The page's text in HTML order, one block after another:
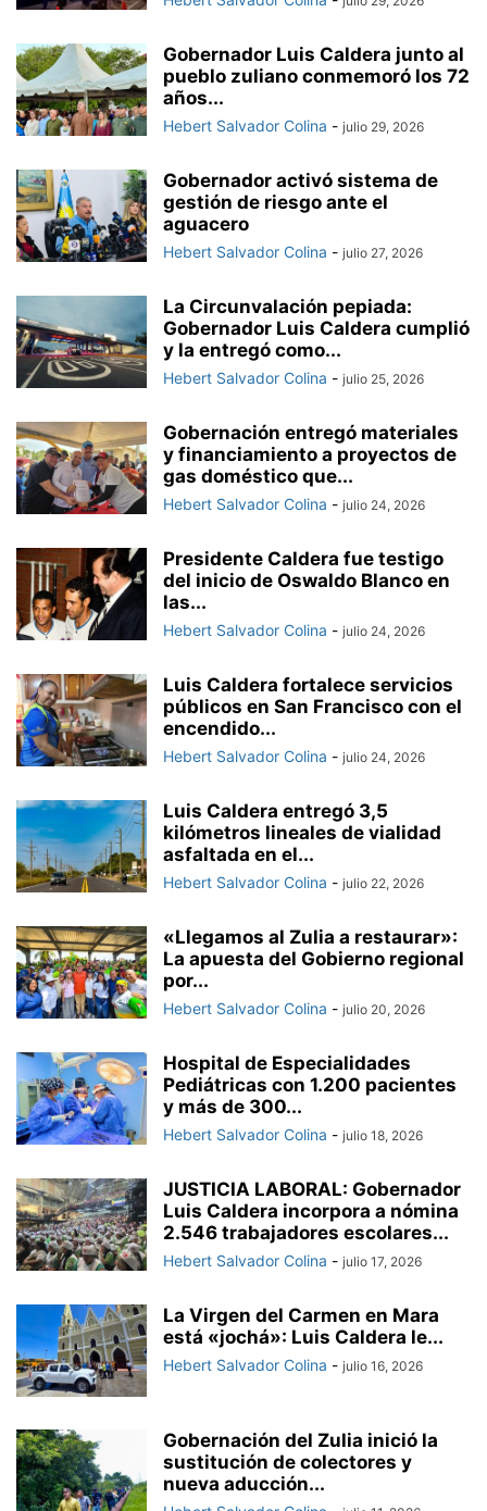
Gobernador Luis Caldera junto al
pueblo zuliano conmemoró los 72
años...
Hebert Salvador Colina - julio 29, 2026
Gobernador activó sistema de
gestión de riesgo ante el
aguacero
Hebert Salvador Colina - julio 27, 2026
La Circunvalación pepiada:
Gobernador Luis Caldera cumplió
y la entregó como...
Hebert Salvador Colina - julio 25, 2026
Gobernación entregó materiales
y financiamiento a proyectos de
gas doméstico que...
Hebert Salvador Colina - julio 24, 2026
Presidente Caldera fue testigo
del inicio de Oswaldo Blanco en
las...
Hebert Salvador Colina - julio 24, 2026
Luis Caldera fortalece servicios
públicos en San Francisco con el
encendido...
Hebert Salvador Colina - julio 24, 2026
Luis Caldera entregó 3,5
kilómetros lineales de vialidad
asfaltada en el...
Hebert Salvador Colina - julio 22, 2026
«Llegamos al Zulia a restaurar»:
La apuesta del Gobierno regional
por...
Hebert Salvador Colina - julio 20, 2026
Hospital de Especialidades
Pediátricas con 1.200 pacientes
y más de 300...
Hebert Salvador Colina - julio 18, 2026
JUSTICIA LABORAL: Gobernador
Luis Caldera incorpora a nómina
2.546 trabajadores escolares...
Hebert Salvador Colina - julio 17, 2026
La Virgen del Carmen en Mara
está «jochá»: Luis Caldera le...
Hebert Salvador Colina - julio 16, 2026
Gobernación del Zulia inició la
sustitución de colectores y
nueva aducción...